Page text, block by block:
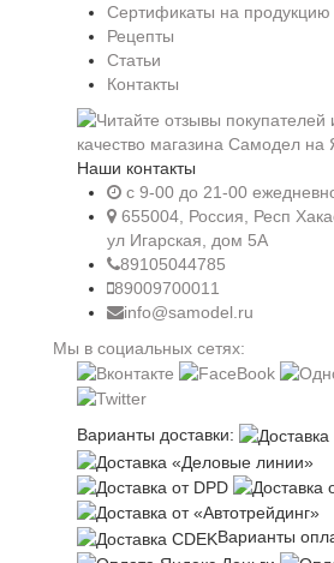
Сертификаты на продукцию
Рецепты
Статьи
Контакты
Наши контакты
c 9-00 до 21-00
655004, Россия, Респ
ул Игарская, дом 5А
89105044785
89009700011
info@samodel.ru
Мы в социальных сетях:
Варианты доставки:
Варианты